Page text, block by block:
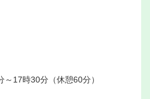
17時30分（休憩60分）